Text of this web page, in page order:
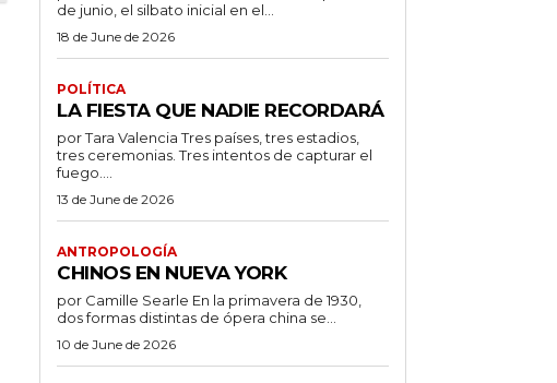
de junio, el silbato inicial en el...
18 de June de 2026
POLÍTICA
LA FIESTA QUE NADIE RECORDARÁ
por Tara Valencia Tres países, tres estadios,
tres ceremonias. Tres intentos de capturar el
fuego....
13 de June de 2026
ANTROPOLOGÍA
CHINOS EN NUEVA YORK
por Camille Searle En la primavera de 1930,
dos formas distintas de ópera china se...
10 de June de 2026